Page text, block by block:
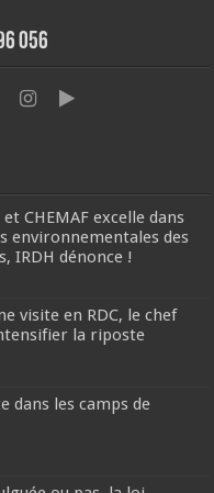
056
et CHEMAF excelle dans
environnementales des
IRDH dénonce !
visite en RDC, le chef
la riposte
dans les camps de